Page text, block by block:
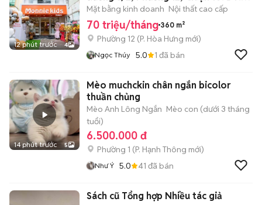
12 phút trước 4
6x30m
Mặt bằng kinh doanh Nội thất cao cấp
70 triệu/tháng 360 m²
Phường 12 (P. Hòa Hưng mới)
Ngọc Thúy 5.0 1 đã bán
14 phút trước 5
Mèo muchckin chân ngắn bicolor
thuần chủng
Mèo Anh Lông Ngắn Mèo con (dưới 3 tháng
tuổi)
6.500.000 đ
Phường 1 (P. Hạnh Thông mới)
Như Ý 5.0 41 đã bán
Sách cũ Tổng hợp Nhiều tác giả